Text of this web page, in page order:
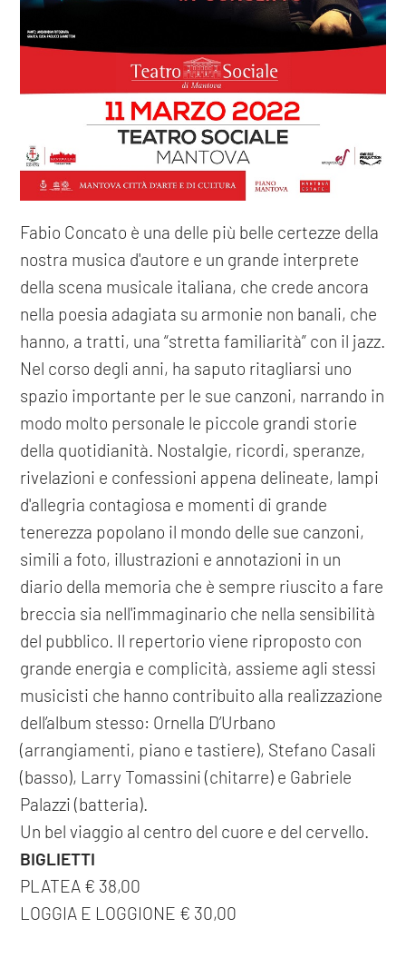
Fabio Concato è una delle più belle certezze della
nostra musica d'autore e un grande interprete
della scena musicale italiana, che crede ancora
nella poesia adagiata su armonie non banali, che
hanno, a tratti, una “stretta familiarità” con il jazz.
Nel corso degli anni, ha saputo ritagliarsi uno
spazio importante per le sue canzoni, narrando in
modo molto personale le piccole grandi storie
della quotidianità. Nostalgie, ricordi, speranze,
rivelazioni e confessioni appena delineate, lampi
d'allegria contagiosa e momenti di grande
tenerezza popolano il mondo delle sue canzoni,
simili a foto, illustrazioni e annotazioni in un
diario della memoria che è sempre riuscito a fare
breccia sia nell'immaginario che nella sensibilità
del pubblico. Il repertorio viene riproposto con
grande energia e complicità, assieme agli stessi
musicisti che hanno contribuito alla realizzazione
dell’album stesso: Ornella D’Urbano
(arrangiamenti, piano e tastiere), Stefano Casali
(basso), Larry Tomassini (chitarre) e Gabriele
Palazzi (batteria).
Un bel viaggio al centro del cuore e del cervello.
BIGLIETTI
PLATEA € 38,00
LOGGIA E LOGGIONE € 30,00